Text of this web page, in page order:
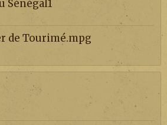
Sénégal1
de Tourimé.mpg